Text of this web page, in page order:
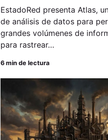
EstadoRed presenta Atlas,
de análisis de datos para
grandes volúmenes de
para rastrear…
6 min de lectura